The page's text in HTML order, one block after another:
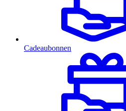
Cadeaubonnen